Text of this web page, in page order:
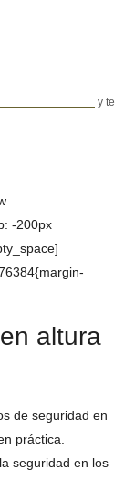
y te
-200px
altura
de seguridad en
práctica.
seguridad en los